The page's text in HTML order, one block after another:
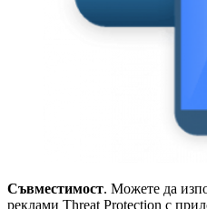
Съвместимост. Можете да
реклами Threat Protection с